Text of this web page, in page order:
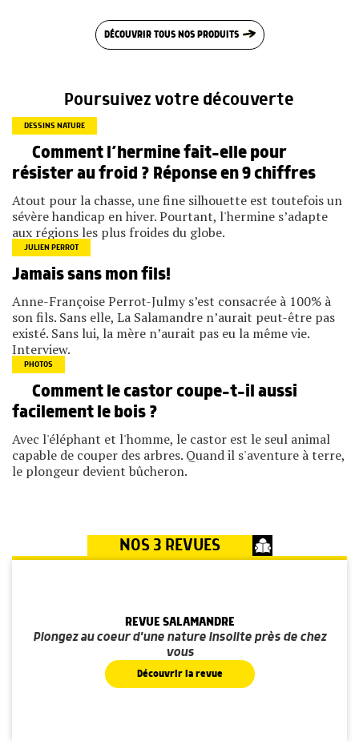
DÉCOUVRIR TOUS NOS PRODUITS
Poursuivez votre découverte
DESSINS NATURE
Comment l’hermine fait-elle pour
résister au froid ? Réponse en 9 chiffres
Atout pour la chasse, une fine silhouette est toutefois un
sévère handicap en hiver. Pourtant, l'hermine s’adapte
aux régions les plus froides du globe.
JULIEN PERROT
Jamais sans mon fils!
Anne-Françoise Perrot-Julmy s’est consacrée à 100% à
son fils. Sans elle, La Salamandre n’aurait peut-être pas
existé. Sans lui, la mère n’aurait pas eu la même vie.
Interview.
PHOTOS
Comment le castor coupe-t-il aussi
facilement le bois ?
Avec l'éléphant et l'homme, le castor est le seul animal
capable de couper des arbres. Quand il s'aventure à terre,
le plongeur devient bûcheron.
NOS 3 REVUES
REVUE SALAMANDRE
Plongez au coeur d'une nature insolite près de chez
vous
Découvrir la revue